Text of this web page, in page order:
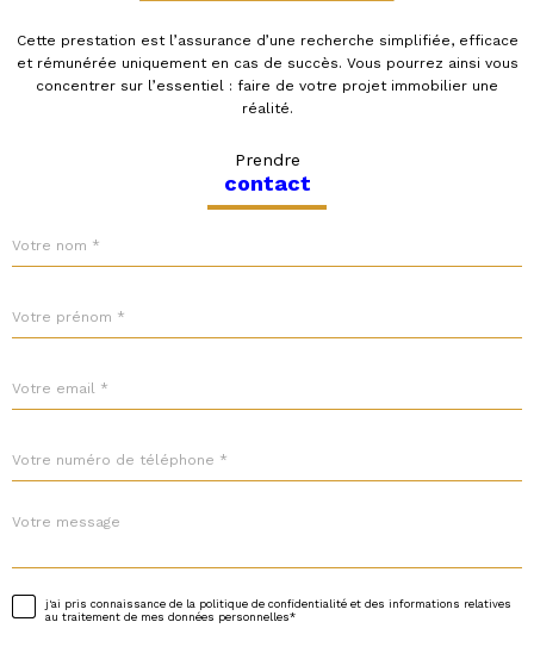
Cette prestation est l’assurance d’une recherche simplifiée, efficace
et rémunérée uniquement en cas de succès. Vous pourrez ainsi vous
concentrer sur l’essentiel : faire de votre projet immobilier une
réalité.
Prendre
contact
e
n
e
i
e
z
o
o
r
d
o
*
*
email
*
*
Message
*
Validation
j'ai pris connaissance de la politique de confidentialité et des informations relatives
au traitement de mes données personnelles*